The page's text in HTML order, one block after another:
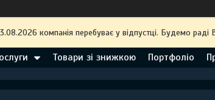
компанія перебуває у відпустці. Будемо
Товари зі знижкою Портфоліо